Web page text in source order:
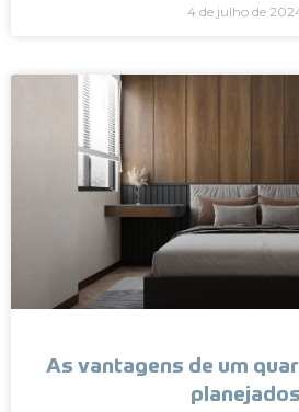
4 de julho de
As vantagens de um
planejados